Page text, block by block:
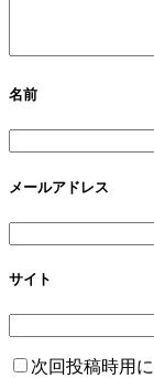
名前
メールアドレス
サイト
次回投稿時用